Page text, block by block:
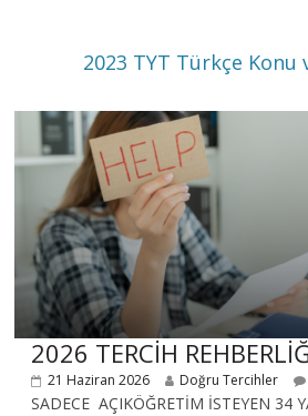
2023 TYT Türkçe Konu
2026 TERCİH
21 Haziran 2026 Doğru Tercihler
SADECE AÇIKÖĞRETİM İSTEYEN 34